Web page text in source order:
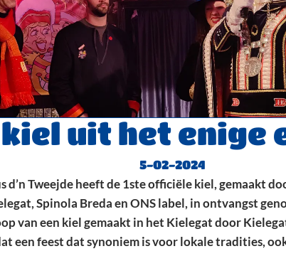
kiel uit het enige
5-02-2024
d’n Tweejde heeft de 1ste officiële kiel, gemaakt
Spinola Breda en ONS label, in ontvangst
van een kiel gemaakt in het Kielegat door
een feest dat synoniem is voor lokale tradities,